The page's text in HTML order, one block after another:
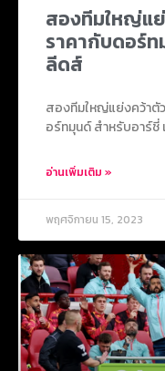
สองทีมใหญ่แ
ราคากับดอร์ท
ลีดส์
สองทีมใหญ่แย่งคว้าตั
อร์ทมุนด์ สำหรับอาร์
อ่านเพิ่มเติม »
พฤศจิกายน 15, 2023